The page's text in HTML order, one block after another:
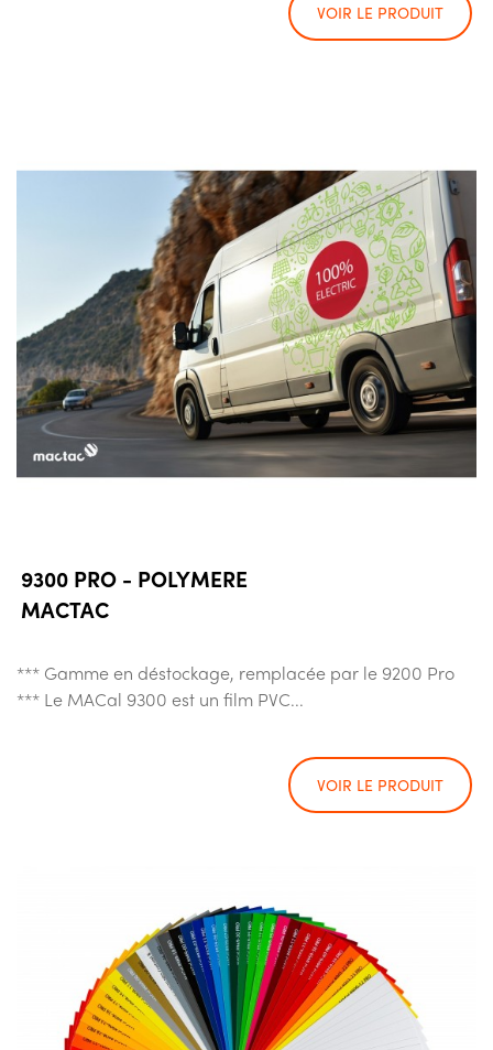
VOIR LE PRODUIT
9300 PRO - POLYMERE
MACTAC
*** Gamme en déstockage, remplacée par le 9200 Pro
*** Le MACal 9300 est un film PVC...
VOIR LE PRODUIT